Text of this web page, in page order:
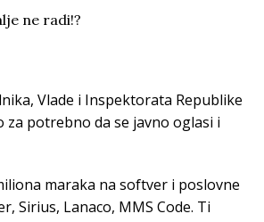
Vlade i Inspektorata Republike
potrebno da se javno oglasi i
maraka na softver i poslovne
Sirius, Lanaco, MMS Code. Ti